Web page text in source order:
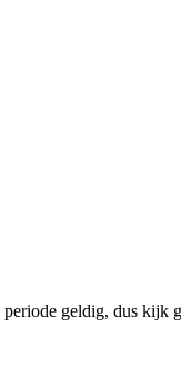
geldig, dus